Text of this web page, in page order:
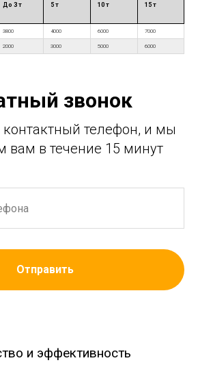
До 3 т 5 т 10 т 15 т
3800 4000 6000 7000
2000 3000 5000 6000
звонок
контактный телефон, и мы
вам в течение 15 минут
Отправить
и эффективность